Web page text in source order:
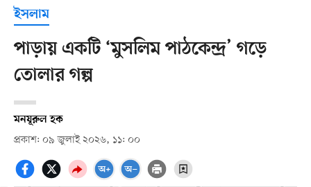
ইসলাম
পাড়ায় একটি ‘মুসলিম পাঠকেন্দ্র’ গড়ে
তোলার গল্প
মনযূরুল হক
প্রকাশ: ০৯ জুলাই ২০২৬, ১১: ০০